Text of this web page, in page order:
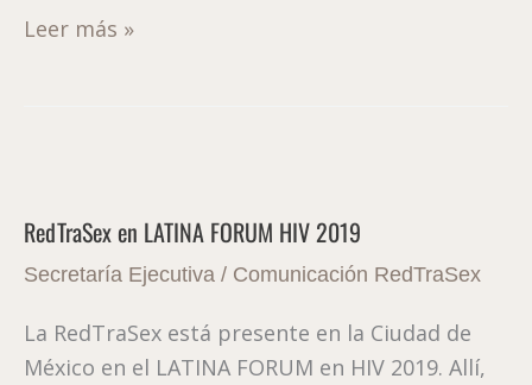
Leer más »
RedTraSex en LATINA FORUM HIV 2019
Secretaría Ejecutiva / Comunicación RedTraSex
La RedTraSex está presente en la Ciudad de
México en el LATINA FORUM en HIV 2019. Allí,
LATINA
FORUM
2019